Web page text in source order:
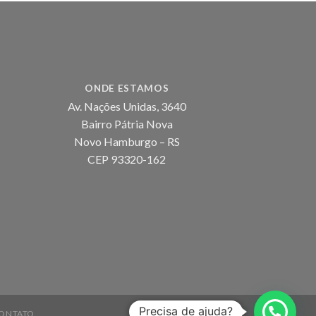
ONDE ESTAMOS
Av. Nações Unidas, 3640
Bairro Pátria Nova
Novo Hamburgo – RS
CEP 93320-162
Precisa de ajuda?